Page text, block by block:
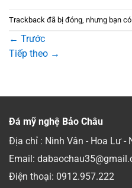
Trackback đã bị đóng, nhưng bạn
← Trước
Tiếp theo →
Đá mỹ nghệ Bảo Châu
Địa chỉ : Ninh Vân - Hoa Lư -
Email:
Điện thoại: 0912.957.222